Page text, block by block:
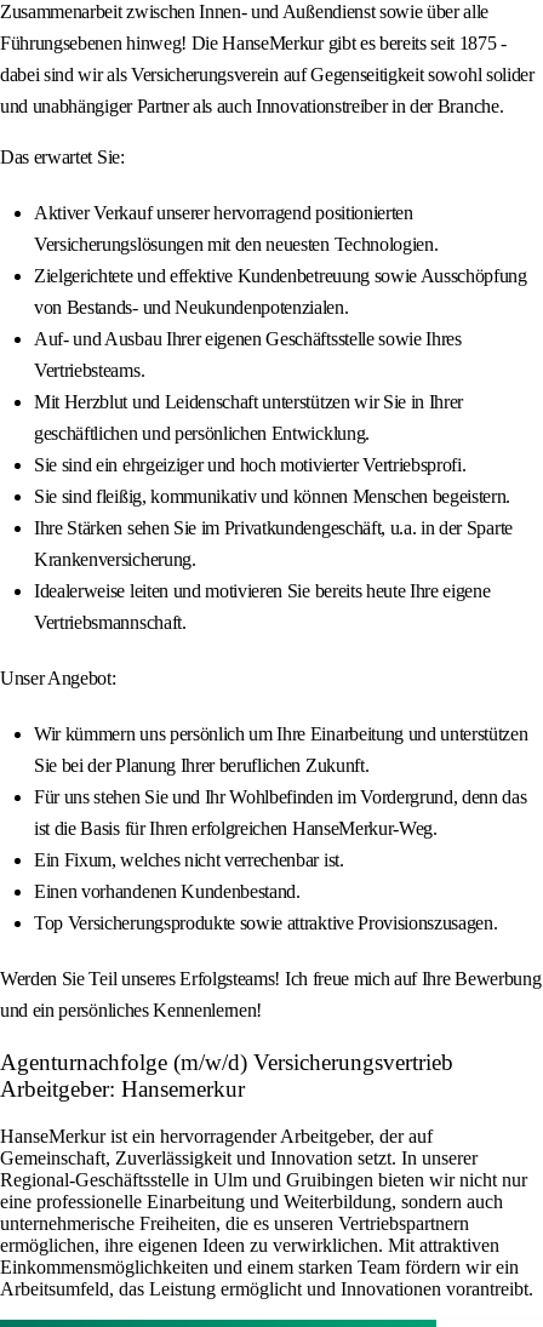
Zusammenarbeit zwischen Innen- und Außendienst sowie über alle
Führungsebenen hinweg! Die HanseMerkur gibt es bereits seit 1875 -
dabei sind wir als Versicherungsverein auf Gegenseitigkeit sowohl solider
und unabhängiger Partner als auch Innovationstreiber in der Branche.
Das erwartet Sie:
Aktiver Verkauf unserer hervorragend positionierten
Versicherungslösungen mit den neuesten Technologien.
Zielgerichtete und effektive Kundenbetreuung sowie Ausschöpfung
von Bestands- und Neukundenpotenzialen.
Auf- und Ausbau Ihrer eigenen Geschäftsstelle sowie Ihres
Vertriebsteams.
Mit Herzblut und Leidenschaft unterstützen wir Sie in Ihrer
geschäftlichen und persönlichen Entwicklung.
Sie sind ein ehrgeiziger und hoch motivierter Vertriebsprofi.
Sie sind fleißig, kommunikativ und können Menschen begeistern.
Ihre Stärken sehen Sie im Privatkundengeschäft, u.a. in der Sparte
Krankenversicherung.
Idealerweise leiten und motivieren Sie bereits heute Ihre eigene
Vertriebsmannschaft.
Unser Angebot:
Wir kümmern uns persönlich um Ihre Einarbeitung und unterstützen
Sie bei der Planung Ihrer beruflichen Zukunft.
Für uns stehen Sie und Ihr Wohlbefinden im Vordergrund, denn das
ist die Basis für Ihren erfolgreichen HanseMerkur-Weg.
Ein Fixum, welches nicht verrechenbar ist.
Einen vorhandenen Kundenbestand.
Top Versicherungsprodukte sowie attraktive Provisionszusagen.
Werden Sie Teil unseres Erfolgsteams! Ich freue mich auf Ihre Bewerbung
und ein persönliches Kennenlernen!
Agenturnachfolge (m/w/d) Versicherungsvertrieb
Arbeitgeber: Hansemerkur
HanseMerkur ist ein hervorragender Arbeitgeber, der auf
Gemeinschaft, Zuverlässigkeit und Innovation setzt. In unserer
Regional-Geschäftsstelle in Ulm und Gruibingen bieten wir nicht nur
eine professionelle Einarbeitung und Weiterbildung, sondern auch
unternehmerische Freiheiten, die es unseren Vertriebspartnern
ermöglichen, ihre eigenen Ideen zu verwirklichen. Mit attraktiven
Einkommensmöglichkeiten und einem starken Team fördern wir ein
Arbeitsumfeld, das Leistung ermöglicht und Innovationen vorantreibt.